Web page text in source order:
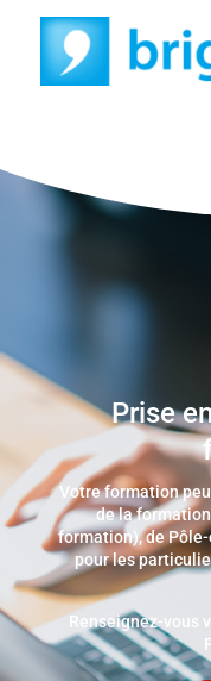
Prise
Votre formation
de la
formation), de
pour les
Renseignez-vous